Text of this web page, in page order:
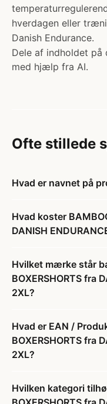
hverdagen eller
Danish Endurance.
Dele af indholdet på
med hjælp fra AI.
Ofte stillede
Hvad er navnet på
Hvad koster
DANISH
Hvilket mærke står
BOXERSHORTS fra
2XL?
Hvad er EAN /
BOXERSHORTS fra
2XL?
Hvilken kategori